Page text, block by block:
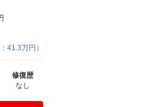
41.3万円）
修復歴
なし